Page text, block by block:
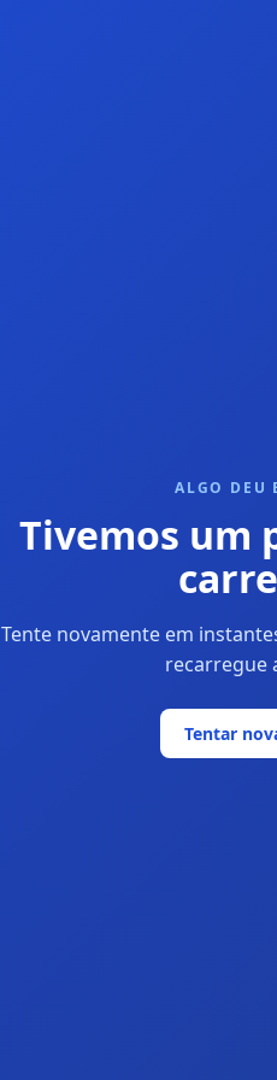
ALGO DEU
Tivemos um
Tente novamente em
recarregue
Tentar